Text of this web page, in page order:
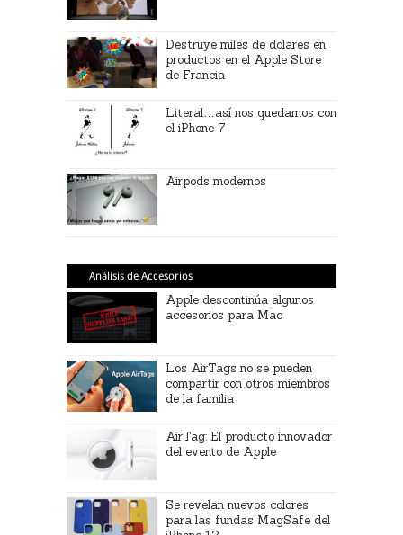
Destruye miles de dolares en
productos en el Apple Store
de Francia
Literal…así nos quedamos con
el iPhone 7
Airpods modernos
Análisis de Accesorios
Apple descontinúa algunos
accesorios para Mac
Los AirTags no se pueden
compartir con otros miembros
de la familia
AirTag: El producto innovador
del evento de Apple
Se revelan nuevos colores
para las fundas MagSafe del